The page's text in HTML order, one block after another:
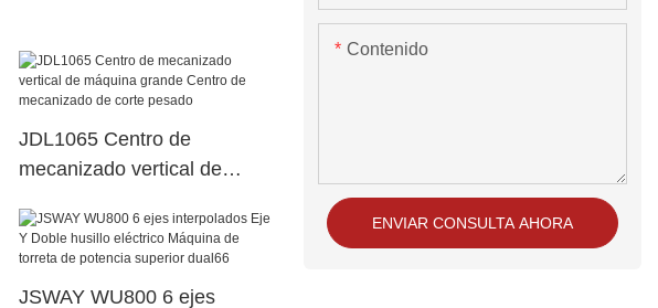
JDL1065 Centro de
mecanizado vertical de
mecanizado de corte
pesado
JSWAY WU800 6 ejes
Contenido
ENVIAR CONSULTA AHORA